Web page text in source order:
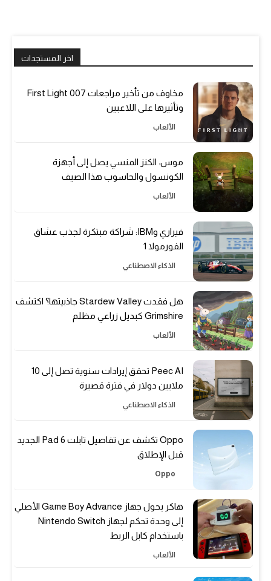
اخر المستجدات
مخاوف من تأخير مراجعات 007 First Light
وتأثيرها على اللاعبين
الألعاب
موس: الكنز المنسي يصل إلى أجهزة
الكونسول والحاسوب هذا الصيف
الألعاب
فيراري وIBM: شراكة مبتكرة لجذب عشاق
الفورمولا 1
الذكاء الاصطناعي
هل فقدت Stardew Valley جاذبيتها؟ اكتشف
Grimshire كبديل زراعي مظلم
الألعاب
Peec AI تحقق إيرادات سنوية تصل إلى 10
ملايين دولار في فترة قصيرة
الذكاء الاصطناعي
Oppo تكشف عن تفاصيل تابلت Pad 6 الجديد
قبل الإطلاق
Oppo
هاكر يحول جهاز Game Boy Advance الأصلي
إلى وحدة تحكم لجهاز Nintendo Switch
باستخدام كابل الربط
الألعاب